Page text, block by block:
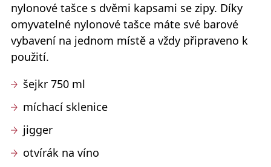
nylonové tašce s dvěmi kapsami se zipy. Díky
omyvatelné nylonové tašce máte své barové
vybavení na jednom místě a vždy připraveno k
použití.
šejkr 750 ml
míchací sklenice
jigger
otvírák na víno